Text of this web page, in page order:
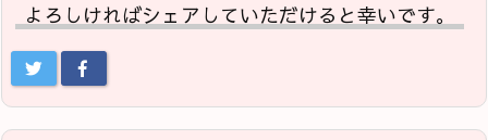
よろしければシェアしていただけると幸いです。